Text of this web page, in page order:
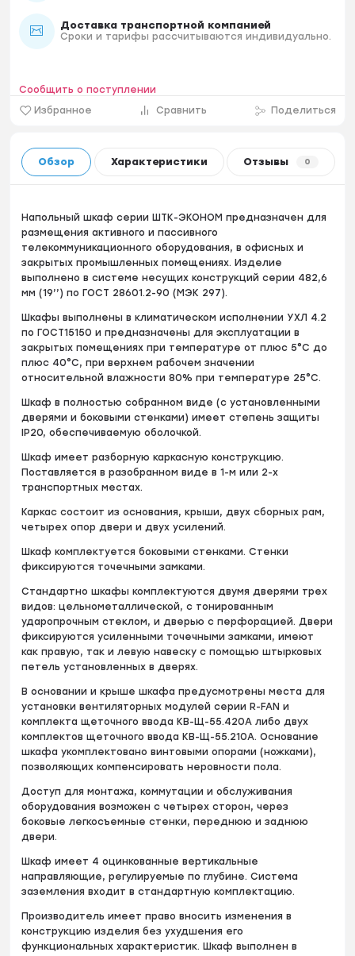
Доставка транспортной компанией
Сроки и тарифы рассчитываются индивидуально.
Избранное Сравнить Поделиться
Сообщить о поступлении
Обзор Характеристики Отзывы 0
Напольный шкаф серии ШТК-ЭКОНОМ предназначен для
размещения активного и пассивного
телекоммуникационного оборудования, в офисных и
закрытых промышленных помещениях. Изделие
выполнено в системе несущих конструкций серии 482,6
мм (19’’) по ГОСТ 28601.2-90 (МЭК 297).
Шкафы выполнены в климатическом исполнении УХЛ 4.2
по ГОСТ15150 и предназначены для эксплуатации в
закрытых помещениях при температуре от плюс 5°С до
плюс 40°С, при верхнем рабочем значении
относительной влажности 80% при температуре 25°С.
Шкаф в полностью собранном виде (с установленными
дверями и боковыми стенками) имеет степень защиты
IP20, обеспечиваемую оболочкой.
Шкаф имеет разборную каркасную конструкцию.
Поставляется в разобранном виде в 1-м или 2-х
транспортных местах.
Каркас состоит из основания, крыши, двух сборных рам,
четырех опор двери и двух усилений.
Шкаф комплектуется боковыми стенками. Стенки
фиксируются точечными замками.
Стандартно шкафы комплектуются двумя дверями трех
видов: цельнометаллической, с тонированным
ударопрочным стеклом, и дверью с перфорацией. Двери
фиксируются усиленными точечными замками, имеют
как правую, так и левую навеску с помощью штырковых
петель установленных в дверях.
В основании и крыше шкафа предусмотрены места для
установки вентиляторных модулей серии R-FAN и
комплекта щеточного ввода КВ-Щ-55.420А либо двух
комплектов щеточного ввода КВ-Щ-55.210А. Основание
шкафа укомплектовано винтовыми опорами (ножками),
позволяющих компенсировать неровности пола.
Доступ для монтажа, коммутации и обслуживания
оборудования возможен с четырех сторон, через
боковые легкосъемные стенки, переднюю и заднюю
двери.
Шкаф имеет 4 оцинкованные вертикальные
направляющие, регулируемые по глубине. Система
заземления входит в стандартную комплектацию.
Производитель имеет право вносить изменения в
конструкцию изделия без ухудшения его
функциональных характеристик. Шкаф выполнен в